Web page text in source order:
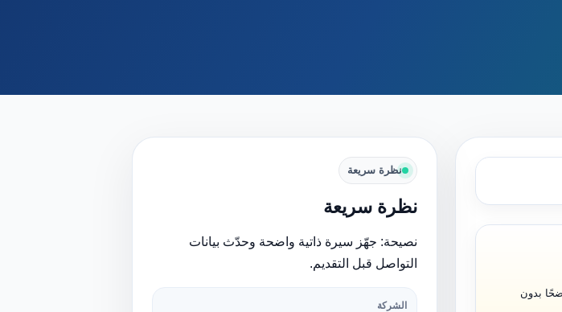
بدون
نظرة سريعة
نظرة سريعة
نصيحة: جهّز سيرة ذاتية واضحة وحدّث بيانات
التواصل قبل التقديم.
الشركة